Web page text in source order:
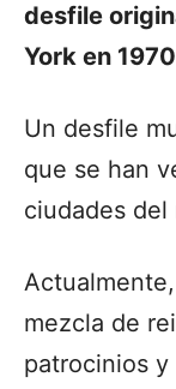
desfile
York en 1970
Un desfile
que se han
ciudades del
mezcla de
patrocinios